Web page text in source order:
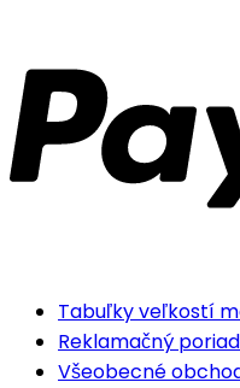
Tabuľky veľkostí
Reklamačný
Všeobecné